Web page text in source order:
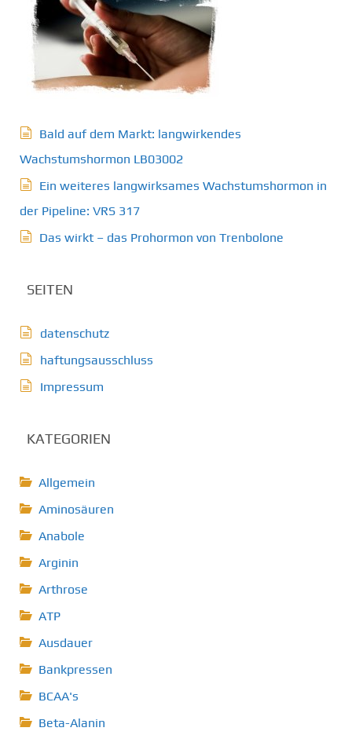
Bald auf dem Markt: langwirkendes
Wachstumshormon LB03002
Ein weiteres langwirksames Wachstumshormon in
der Pipeline: VRS 317
Das wirkt – das Prohormon von Trenbolone
SEITEN
datenschutz
haftungsausschluss
Impressum
KATEGORIEN
Allgemein
Aminosäuren
Anabole
Arginin
Arthrose
ATP
Ausdauer
Bankpressen
BCAA's
Beta-Alanin